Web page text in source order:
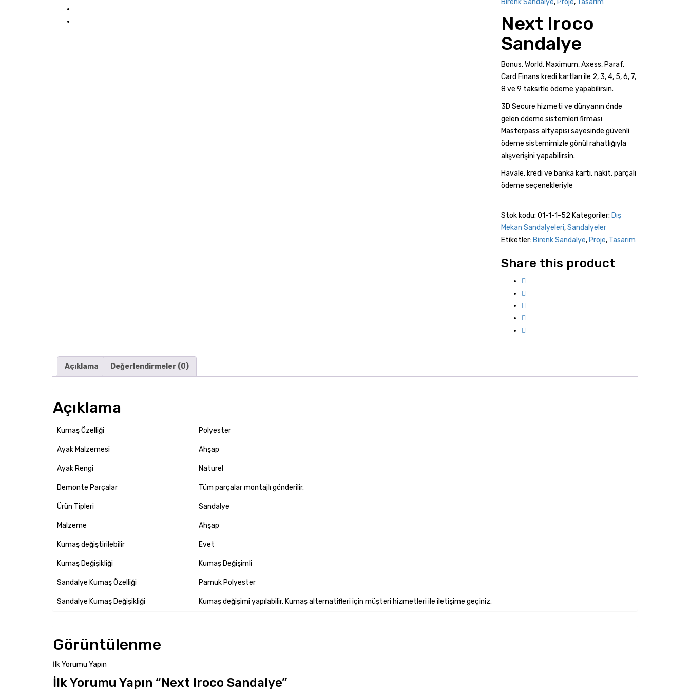
Birenk Sandalye, Proje, Tasarım
Next Iroco
Sandalye
Bonus, World, Maximum, Axess, Paraf,
Card Finans kredi kartları ile 2, 3, 4, 5, 6, 7,
8 ve 9 taksitle ödeme yapabilirsin.
3D Secure hizmeti ve dünyanın önde
gelen ödeme sistemleri firması
Masterpass altyapısı sayesinde güvenli
ödeme sistemimizle gönül rahatlığıyla
alışverişini yapabilirsin.
Havale, kredi ve banka kartı, nakit, parçalı
ödeme seçenekleriyle
Stok kodu: 01-1-1-52 Kategoriler: Dış
Mekan Sandalyeleri,Sandalyeler
Etiketler: Birenk Sandalye, Proje, Tasarım
Share this product
Açıklama Değerlendirmeler (0)
Açıklama
Kumaş Özelliği Polyester
Ayak Malzemesi Ahşap
Ayak Rengi Naturel
Demonte Parçalar Tüm parçalar montajlı gönderilir.
Ürün Tipleri Sandalye
Malzeme Ahşap
Kumaş değiştirilebilir Evet
Kumaş Değişikliği Kumaş Değişimli
Sandalye Kumaş Özelliği Pamuk Polyester
Sandalye Kumaş Değişikliği Kumaş değişimi yapılabilir. Kumaş alternatifleri için müşteri hizmetleri ile iletişime geçiniz.
Görüntülenme
İlk Yorumu Yapın
İlk Yorumu Yapın “Next Iroco Sandalye”